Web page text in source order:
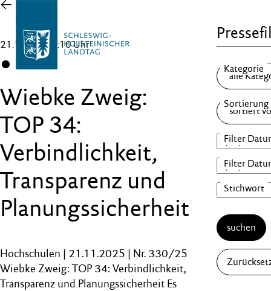
Zur
Übersicht
21.11.25 , 14:10 Uhr
Wiebke Zweig:
TOP 34:
Verbindlichkeit,
Transparenz und
Planungssicherheit
Hochschulen | 21.11.2025 | Nr. 330/25
Wiebke Zweig: TOP 34: Verbindlichkeit,
Transparenz und Planungssicherheit Es
suchen